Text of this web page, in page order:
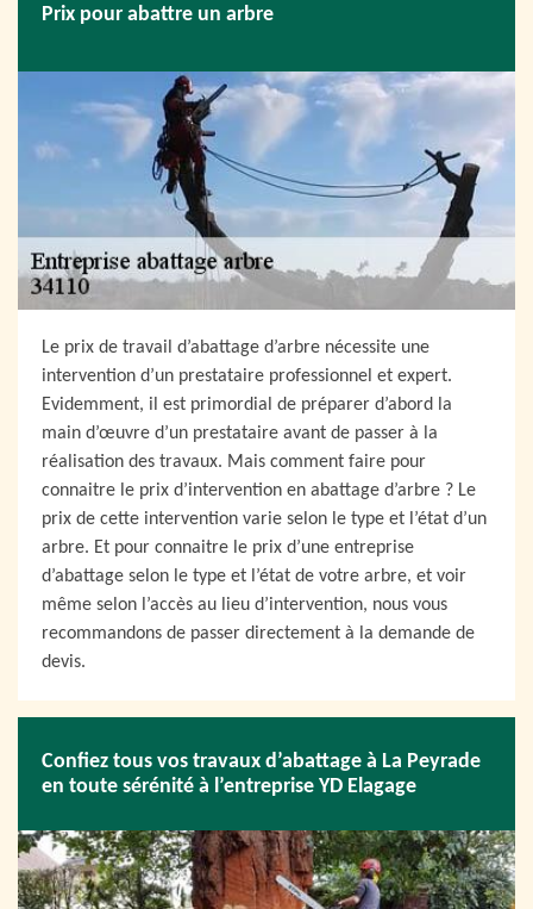
Prix pour abattre un arbre
Le prix de travail d’abattage d’arbre nécessite une
intervention d’un prestataire professionnel et expert.
Evidemment, il est primordial de préparer d’abord la
main d’œuvre d’un prestataire avant de passer à la
réalisation des travaux. Mais comment faire pour
connaitre le prix d’intervention en abattage d’arbre ? Le
prix de cette intervention varie selon le type et l’état d’un
arbre. Et pour connaitre le prix d’une entreprise
d’abattage selon le type et l’état de votre arbre, et voir
même selon l’accès au lieu d’intervention, nous vous
recommandons de passer directement à la demande de
devis.
Confiez tous vos travaux d’abattage à La Peyrade
en toute sérénité à l’entreprise YD Elagage